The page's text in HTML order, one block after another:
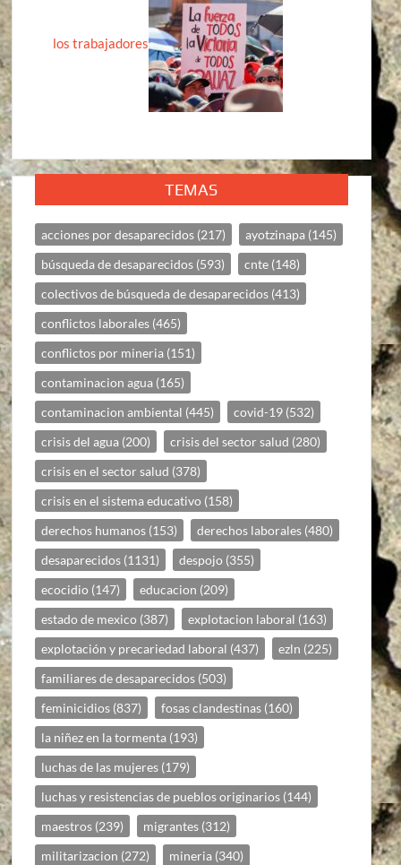
los trabajadores
TEMAS
acciones por desaparecidos (217) ayotzinapa (145)
búsqueda de desaparecidos (593) cnte (148)
colectivos de búsqueda de desaparecidos (413)
conflictos laborales (465)
conflictos por mineria (151)
contaminacion agua (165)
contaminacion ambiental (445) covid-19 (532)
crisis del agua (200) crisis del sector salud (280)
crisis en el sector salud (378)
crisis en el sistema educativo (158)
derechos humanos (153) derechos laborales (480)
desaparecidos (1131) despojo (355)
ecocidio (147) educacion (209)
estado de mexico (387) explotacion laboral (163)
explotación y precariedad laboral (437) ezln (225)
familiares de desaparecidos (503)
feminicidios (837) fosas clandestinas (160)
la niñez en la tormenta (193)
luchas de las mujeres (179)
luchas y resistencias de pueblos originarios (144)
maestros (239) migrantes (312)
militarizacion (272) mineria (340)